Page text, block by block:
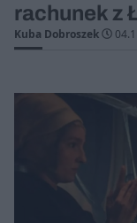
rachunek z
Kuba Dobroszek